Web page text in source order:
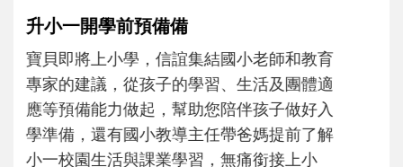
和孩子一起長大的那個男人│讀懂父親的
不同模樣
沒有人天生就擅長當爸爸！男人總是在一次
次「前所未有」的體驗中，跟著孩子一起長
大。從給予安全感的肢體遊戲，到獨立自
主、角色認同及解決問題的能力養成。爸爸